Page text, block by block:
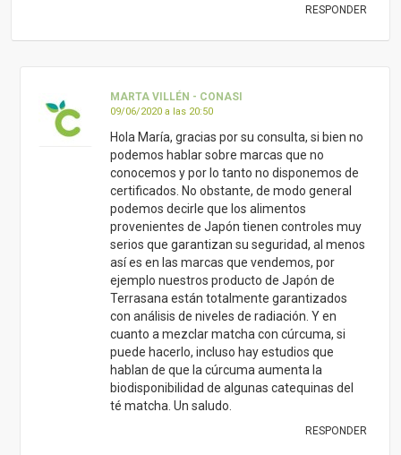
RESPONDER
MARTA VILLÉN - CONASI
09/06/2020 a las 20:50
Hola María, gracias por su consulta, si bien no
podemos hablar sobre marcas que no
conocemos y por lo tanto no disponemos de
certificados. No obstante, de modo general
podemos decirle que los alimentos
provenientes de Japón tienen controles muy
serios que garantizan su seguridad, al menos
así es en las marcas que vendemos, por
ejemplo nuestros producto de Japón de
Terrasana están totalmente garantizados
con análisis de niveles de radiación. Y en
cuanto a mezclar matcha con cúrcuma, si
puede hacerlo, incluso hay estudios que
hablan de que la cúrcuma aumenta la
biodisponibilidad de algunas catequinas del
té matcha. Un saludo.
RESPONDER